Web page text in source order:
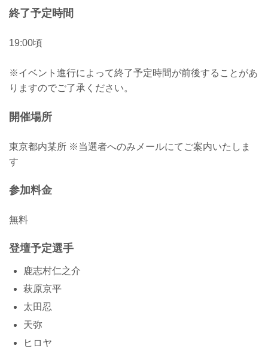
終了予定時間
19:00頃
※イベント進行によって終了予定時間が前後することがあ
りますのでご了承ください。
開催場所
東京都内某所 ※当選者へのみメールにてご案内いたしま
す
参加料金
無料
登壇予定選手
鹿志村仁之介
萩原京平
太田忍
天弥
ヒロヤ